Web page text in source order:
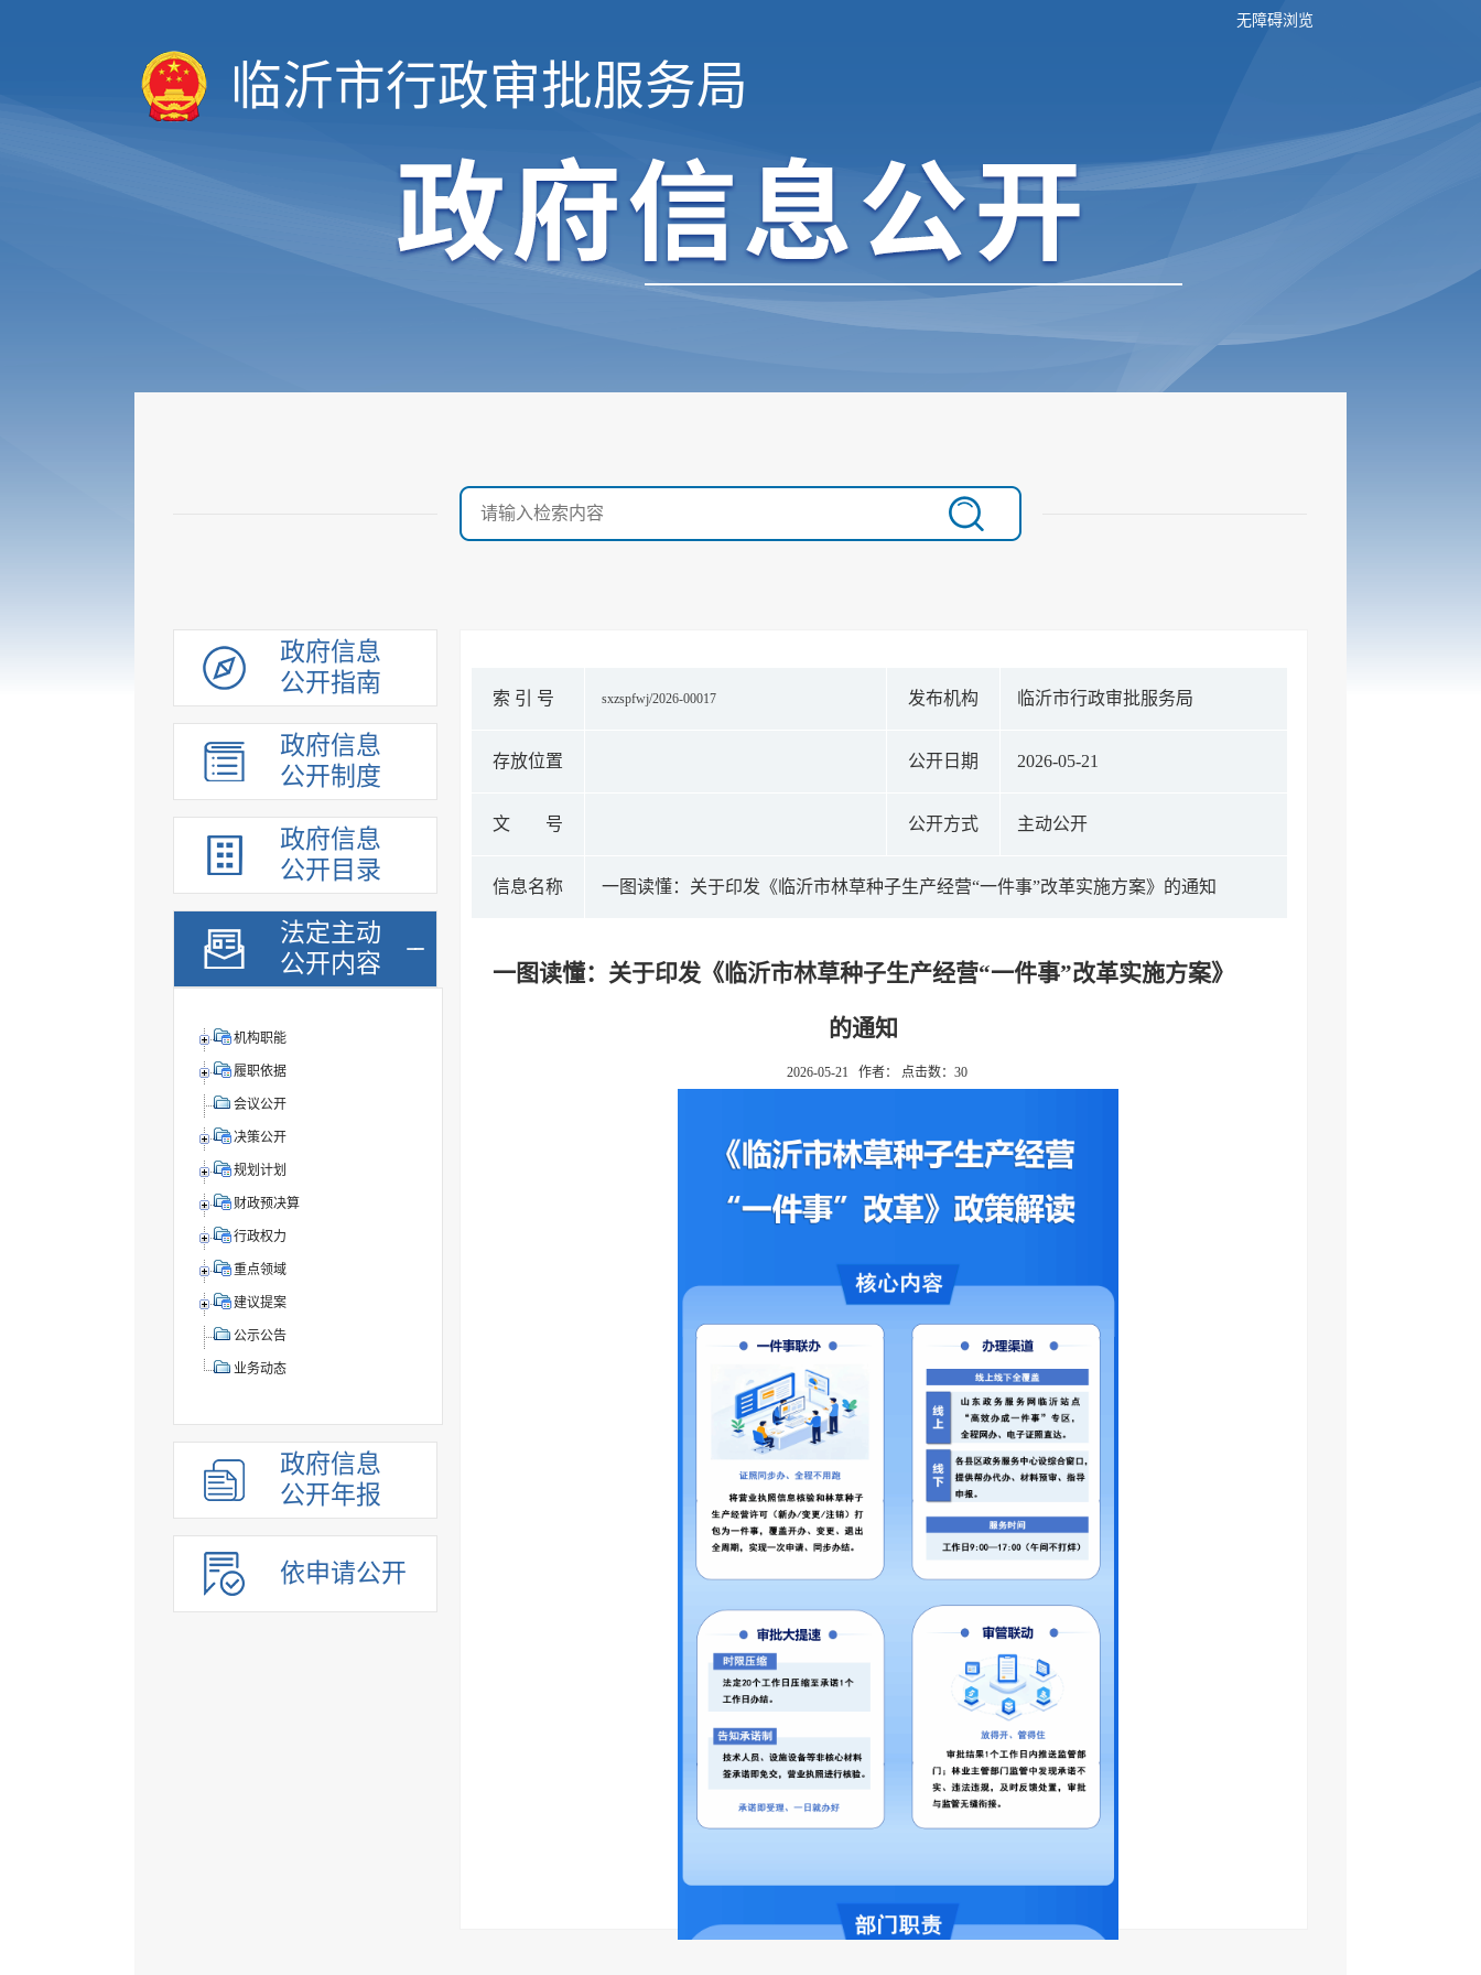
无障碍浏览
临沂市行政审批服务局
政府信息
公开指南
政府信息
公开制度
政府信息
公开目录
法定主动
公开内容
机构职能
履职依据
会议公开
决策公开
规划计划
财政预决算
行政权力
重点领域
建议提案
公示公告
业务动态
政府信息
公开年报
依申请公开
索 引 号 sxzspfwj/2026-00017 发布机构 临沂市行政审批服务局
存放位置 公开日期 2026-05-21
文 号 公开方式 主动公开
信息名称 一图读懂：关于印发《临沂市林草种子生产经营“一件事”改革实施方案》的通知
一图读懂：关于印发《临沂市林草种子生产经营“一件事”改革实施方案》
的通知
2026-05-21 作者： 点击数： 30